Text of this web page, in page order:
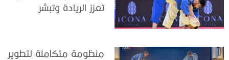
تعزز الريادة وتبشر
منظومة متكاملة لتطوير